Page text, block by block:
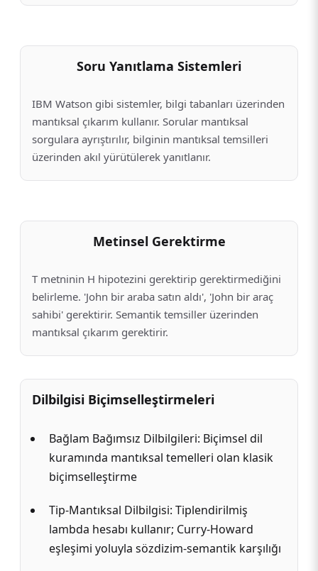
Soru Yanıtlama Sistemleri
IBM Watson gibi sistemler, bilgi tabanları üzerinden
mantıksal çıkarım kullanır. Sorular mantıksal
sorgulara ayrıştırılır, bilginin mantıksal temsilleri
üzerinden akıl yürütülerek yanıtlanır.
Metinsel Gerektirme
T metninin H hipotezini gerektirip gerektirmediğini
belirleme. 'John bir araba satın aldı', 'John bir araç
sahibi' gerektirir. Semantik temsiller üzerinden
mantıksal çıkarım gerektirir.
Dilbilgisi Biçimselleştirmeleri
Bağlam Bağımsız Dilbilgileri: Biçimsel dil
kuramında mantıksal temelleri olan klasik
biçimselleştirme
Tip-Mantıksal Dilbilgisi: Tiplendirilmiş
lambda hesabı kullanır; Curry-Howard
eşleşimi yoluyla sözdizim-semantik karşılığı